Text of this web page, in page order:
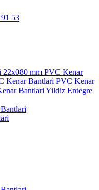
53
22x080 mm PVC Kenar
Kenar Bantlari PVC Kenar
Bantlari Yildiz Entegre